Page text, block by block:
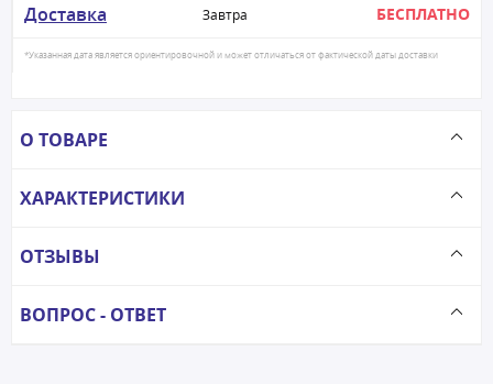
Доставка Завтра БЕСПЛАТНО
*Указанная дата является ориентировочной и может отличаться от фактической даты доставки
О ТОВАРЕ
ХАРАКТЕРИСТИКИ
ОТЗЫВЫ
ВОПРОС - ОТВЕТ